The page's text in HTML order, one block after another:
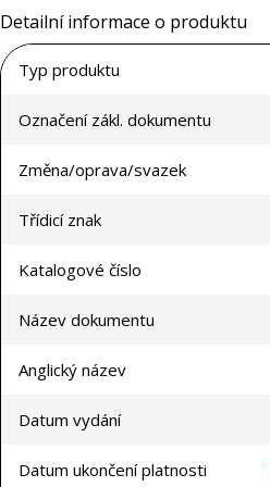
Detailní informace o produktu
Typ produktu
Označení zákl. dokumentu
Změna/oprava/svazek
Třídicí znak
Katalogové číslo
Název dokumentu
Anglický název
Datum vydání
Datum ukončení platnosti